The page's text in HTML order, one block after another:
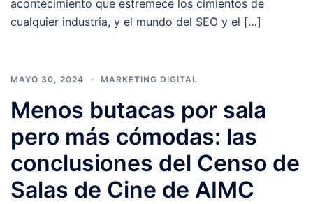
acontecimiento que estremece los cimientos de
cualquier industria, y el mundo del SEO y el […]
MAYO 30, 2024 MARKETING DIGITAL
Menos butacas por sala
pero más cómodas: las
conclusiones del Censo de
Salas de Cine de AIMC